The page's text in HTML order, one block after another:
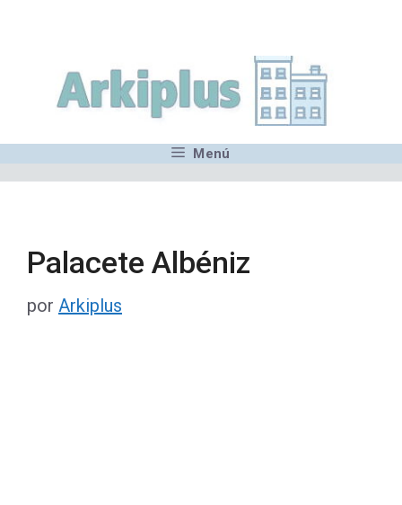
contenido
Menú
Palacete Albéniz
por Arkiplus